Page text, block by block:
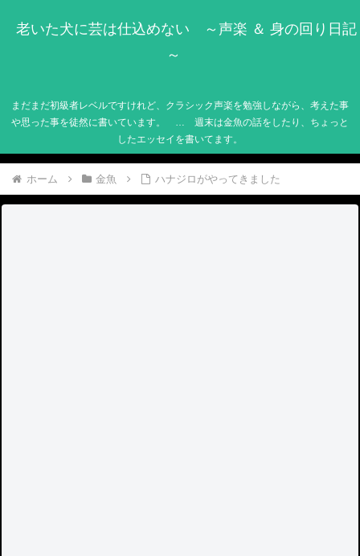
老いた犬に芸は仕込めない ～声楽 ＆ 身の回り日記
～
まだまだ初級者レベルですけれど、クラシック声楽を勉強しながら、考えた事
や思った事を徒然に書いています。 … 週末は金魚の話をしたり、ちょっと
したエッセイを書いてます。
ホーム 金魚 ハナジロがやってきました